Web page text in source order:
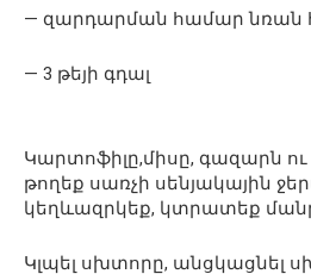
— զարդարման համար նռան
— 3 թեյի գդալ
Կարտոֆիլը,միսը, գազարն
թողեք սառչի սենյակային
կեղևազրկեք, կտրատեք
Կլպել սխտորը, անցկացնել